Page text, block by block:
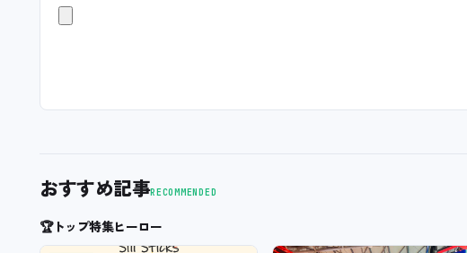
おすすめ記事RECOMMENDED
🏆トップ特集ヒーロー